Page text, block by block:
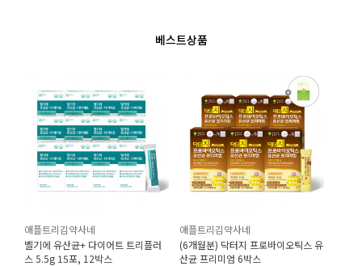
베스트상품
애플트리김약사네
벨기에 유산균+ 다이어트 트리플러
스 5.5g 15포, 12박스
애플트리김약사네
(6개월분) 닥터지 프로바이오틱스 유
산균 프리미엄 6박스